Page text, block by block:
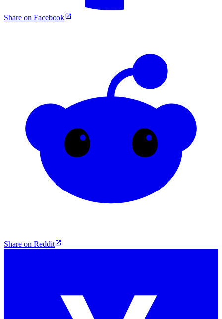
Share on Facebook
Share on Reddit